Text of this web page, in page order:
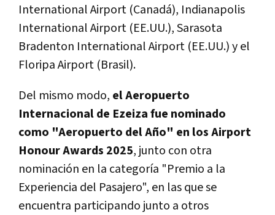
International Airport (Canadá), Indianapolis
International Airport (EE.UU.), Sarasota
Bradenton International Airport (EE.UU.) y el
Floripa Airport (Brasil).
Del mismo modo, el Aeropuerto
Internacional de Ezeiza fue nominado
como "Aeropuerto del Año" en los Airport
Honour Awards 2025, junto con otra
nominación en la categoría "Premio a la
Experiencia del Pasajero", en las que se
encuentra participando junto a otros